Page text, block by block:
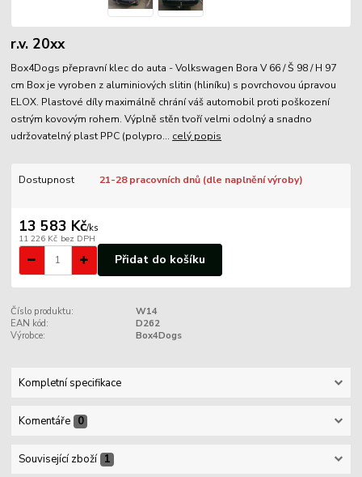
r.v. 20xx
Box4Dogs přepravní klec do auta - Volkswagen Bora V 66 / Š 98 / H 97
cm Box je vyroben z aluminiových slitin (hliníku) s povrchovou úpravou
ELOX. Plastové díly maximálně chrání váš automobil proti poškození
ostrým kovovým rohem. Výplně stěn tvoří velmi odolný a snadno
udržovatelný plast PPC (polypro... celý popis
Dostupnost 21-28 pracovních dnů (dle naplnění výroby)
13 583 Kč/ks
11 226 Kč bez DPH
Přidat do košíku
Číslo produktu:
W14
EAN kód:
D262
Výrobce:
Box4Dogs
Kompletní specifikace
Komentáře 0
Související zboží 1